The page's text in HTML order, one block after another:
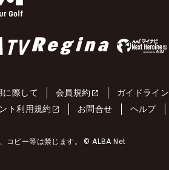
に際して 会員規約 ガイドライン
ト利用規約 お問合せ ヘルプ
コピー等は禁じます。 © ALBA Net